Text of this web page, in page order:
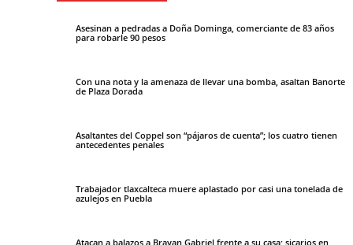
Asesinan a pedradas a Doña Dominga, comerciante de 83 años
para robarle 90 pesos
Con una nota y la amenaza de llevar una bomba, asaltan Banorte
de Plaza Dorada
Asaltantes del Coppel son “pájaros de cuenta”; los cuatro tienen
antecedentes penales
Trabajador tlaxcalteca muere aplastado por casi una tonelada de
azulejos en Puebla
Atacan a balazos a Brayan Gabriel frente a su casa; sicarios en